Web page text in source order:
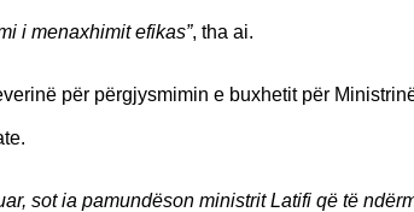
i menaxhimit efikas”, tha ai.
për përgjysmimin e buxhetit për
sot ia pamundëson ministrit Latifi që të